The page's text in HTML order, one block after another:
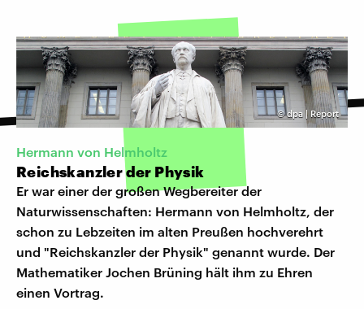
©dpa | Report
Hermann von Helmholtz
Reichskanzler der Physik
Er war einer der großen Wegbereiter der
Naturwissenschaften: Hermann von Helmholtz, der
schon zu Lebzeiten im alten Preußen hochverehrt
und "Reichskanzler der Physik" genannt wurde. Der
Mathematiker Jochen Brüning hält ihm zu Ehren
einen Vortrag.